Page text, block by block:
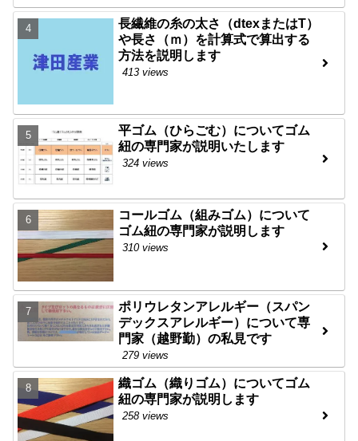
長繊維の糸の太さ（dtexまたはT）
や長さ（ｍ）を計算式で算出する
方法を説明します
413 views
平ゴム（ひらごむ）についてゴム
紐の専門家が説明いたします
324 views
コールゴム（組みゴム）について
ゴム紐の専門家が説明します
310 views
ポリウレタンアレルギー（スパン
デックスアレルギー）について専
門家（越野勤）の私見です
279 views
織ゴム（織りゴム）についてゴム
紐の専門家が説明します
258 views